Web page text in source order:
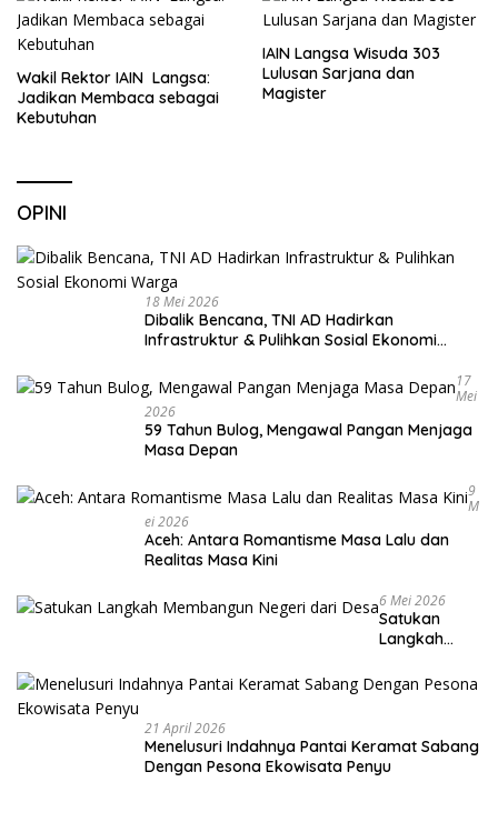
Wakil Rektor IAIN Langsa:
Jadikan Membaca sebagai
Kebutuhan
IAIN Langsa Wisuda 303
Lulusan Sarjana dan
Magister
OPINI
18 Mei 2026
Dibalik Bencana, TNI AD Hadirkan
Infrastruktur & Pulihkan Sosial Ekonomi
17
Mei
2026
59 Tahun Bulog, Mengawal Pangan Menjaga
Masa Depan
9
M
Ei 2026
Aceh: Antara Romantisme Masa Lalu dan
Realitas Masa Kini
6 Mei 2026
Satukan
Langkah
Negeri dari
Desa
21 April 2026
Menelusuri Indahnya Pantai Keramat Sabang
Dengan Pesona Ekowisata Penyu